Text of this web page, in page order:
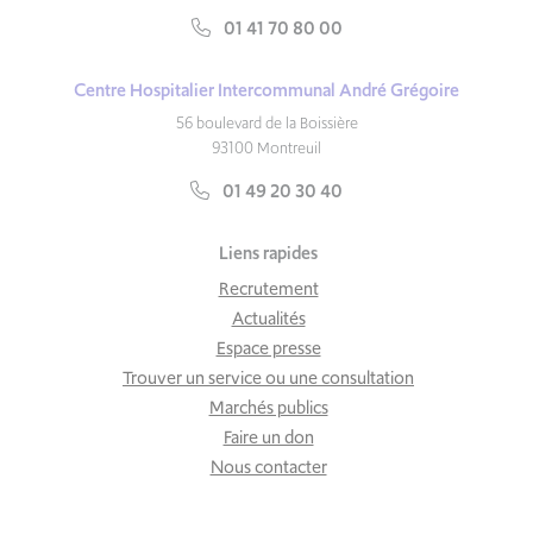
01 41 70 80 00
Centre Hospitalier Intercommunal André Grégoire
56 boulevard de la Boissière
93100 Montreuil
01 49 20 30 40
Liens rapides
Recrutement
Actualités
Espace presse
Trouver un service ou une consultation
Marchés publics
Faire un don
Nous contacter